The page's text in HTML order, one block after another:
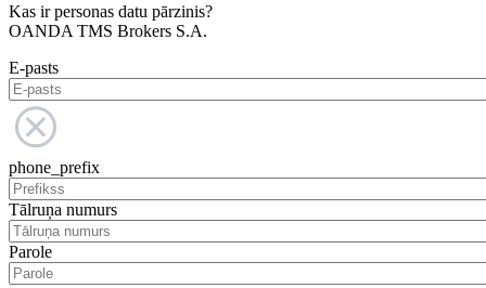
Kas ir personas datu pārzinis?
OANDA TMS Brokers S.A.
E-pasts
phone_prefix
Tālruņa numurs
Parole